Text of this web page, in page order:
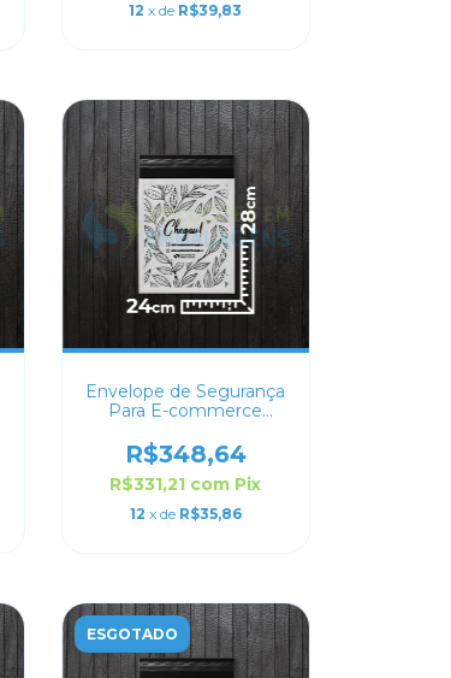
12 x de R$39,83
Envelope de Segurança
Para E-commerce
R$348,64
R$331,21 com Pix
12 x de R$35,86
ESGOTADO